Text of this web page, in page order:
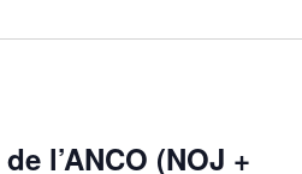
l’ANCO (NOJ +